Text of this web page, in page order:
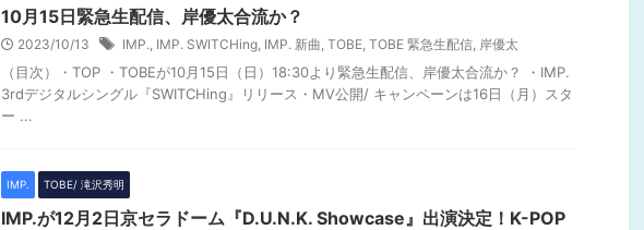
10月15日緊急生配信、岸優太合流か？
2023/10/13 IMP., IMP. SWITCHing, IMP. 新曲, TOBE, TOBE 緊急生配信, 岸優太
（目次）・TOP ・TOBEが10月15日（日）18:30より緊急生配信、岸優太合流か？ ・IMP.
3rdデジタルシングル『SWITCHing』リリース・MV公開/ キャンペーンは16日（月）スタ
ー ...
IMP. TOBE/ 滝沢秀明
IMP.が12月2日京セラドーム『D.U.N.K. Showcase』出演決定！K-POP